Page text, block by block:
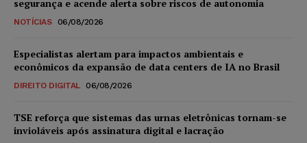
segurança e acende alerta sobre riscos de autonomia
NOTÍCIAS 06/08/2026
Especialistas alertam para impactos ambientais e
econômicos da expansão de data centers de IA no Brasil
DIREITO DIGITAL 06/08/2026
TSE reforça que sistemas das urnas eletrônicas tornam-se
invioláveis após assinatura digital e lacração